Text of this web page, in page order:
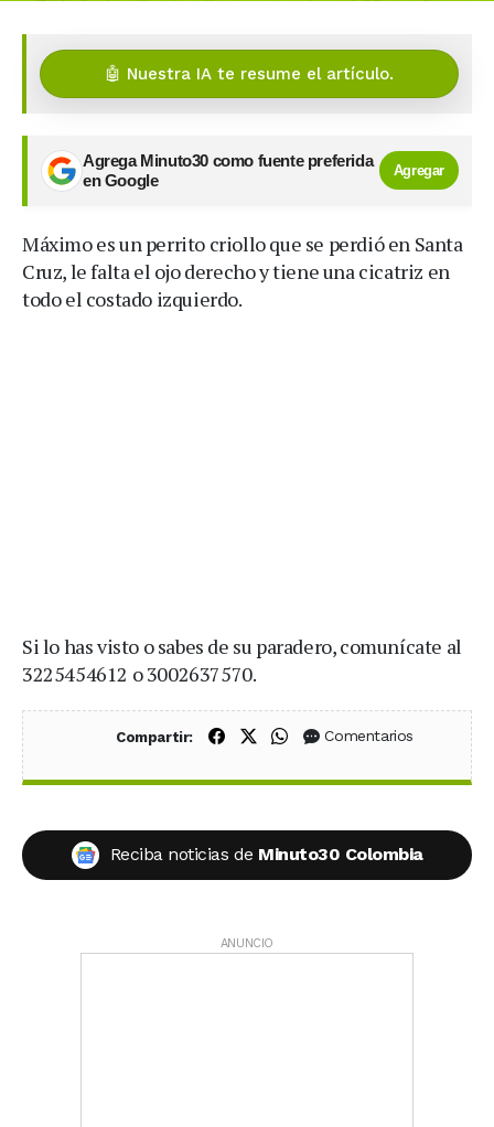
🤖 Nuestra IA te resume el artículo.
Agrega Minuto30 como fuente preferida
en Google
Agregar
Máximo es un perrito criollo que se perdió en Santa
Cruz, le falta el ojo derecho y tiene una cicatriz en
todo el costado izquierdo.
Si lo has visto o sabes de su paradero, comunícate al
3225454612 o 3002637570.
Compartir: Compartir en Facebook
Compartir en X (Twitter)
Compartir en WhatsApp
Comentarios
Reciba noticias de Minuto30 Colombia
ANUNCIO